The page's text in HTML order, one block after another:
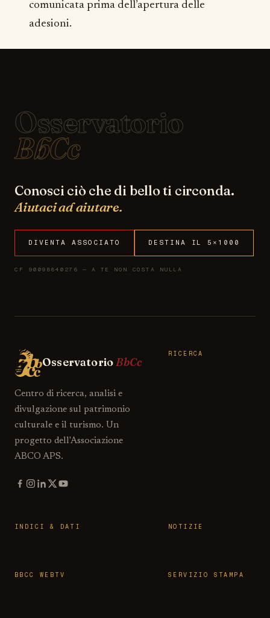
comunicata prima dell’apertura delle
adesioni.
Osservatorio
BbCc
Conosci ciò che di bello ti circonda.
Aiutaci ad aiutare.
DIVENTA ASSOCIATO DESTINA IL 5×1000
CF 90098840276 — A TE NON COSTA NULLA
OsservatorioBbCc
Centro di ricerca, analisi e
divulgazione sul patrimonio
culturale e il turismo. Un
progetto dell'Associazione
ABCO APS.
RICERCA
INDICI & DATI NOTIZIE
BBCC WEBTV SERVIZIO STAMPA